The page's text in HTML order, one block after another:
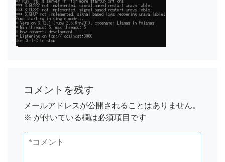
コメントを残す
メールアドレスが公開されることはありません。
※ が付いている欄は必須項目です